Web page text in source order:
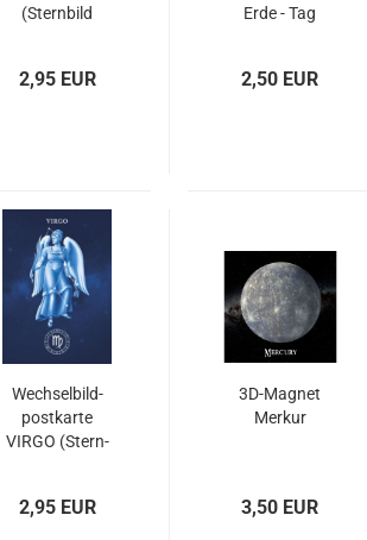
(Stern­bild
2,95 EUR
Erde - Tag
2,50 EUR
Wech­sel­bild­
post­kar­te
VIRGO (Stern­
2,95 EUR
3D-​Ma­gnet
Mer­kur
3,50 EUR